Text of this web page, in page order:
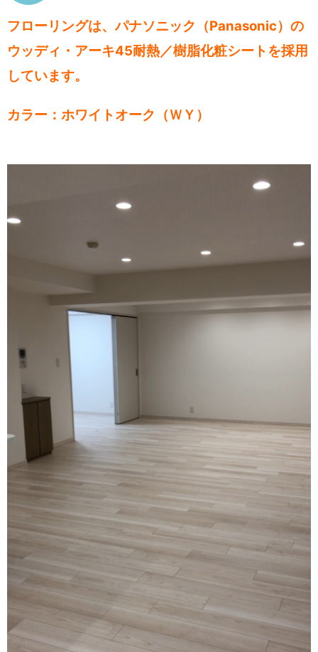
フローリングは、パナソニック（Panasonic）の
ウッディ・アーキ45耐熱／樹脂化粧シートを採用
しています。
カラー：ホワイトオーク（ＷＹ）